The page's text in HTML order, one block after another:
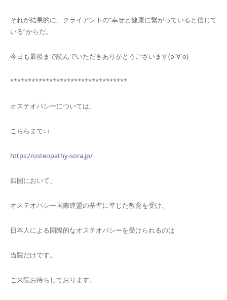
それが結果的に、クライアントの“幸せと健康に繋がっていると信じて
いる”からだ。
今日も最後まで読んでいただきありがとうございます(о´∀`о)
*********************************
オステオパシーについては、
こちらまで↓↓
https://osteopathy-sora.jp/
四国において、
オステオパシー国際連盟の基準に準じた教育を受け、
日本人による国際的なオステオパシーを受けられるのは
当院だけです。
ご来院お待ちしております。